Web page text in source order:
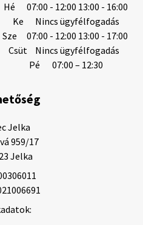
2026.08.05.
1/ Tisztelt Lakosság!
augusztus …
Hé
07:00 - 12:00 13:00 - 16:00
Ke
Nincs ügyfélfogadás
Sze
07:00 - 12:00 13:00 - 17:00
Csüt
Nincs ügyfélfogadás
Pé
07:00 – 12:30
Jelka
959/17
Jelka